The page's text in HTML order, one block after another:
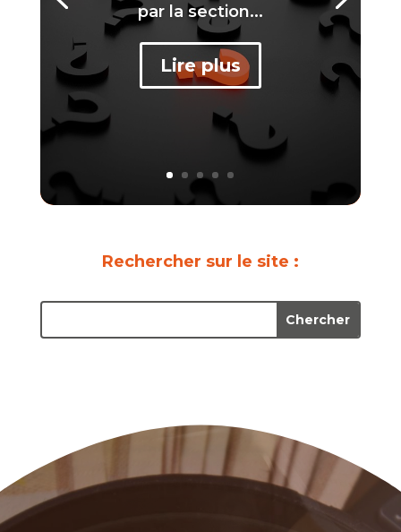
par la section...
Lire plus
Rechercher sur le site :